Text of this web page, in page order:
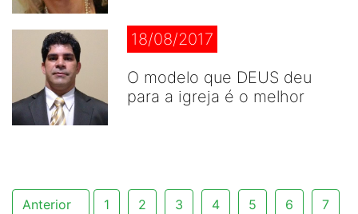
18/08/2017
O modelo que DEUS deu
para a igreja é o melhor
Anterior 1 2 3 4 5 6 7